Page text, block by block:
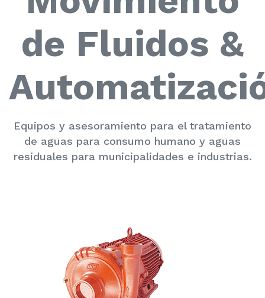
de Fluidos &
Equipos y asesoramiento para el tratamiento
de aguas para consumo humano y aguas
residuales para municipalidades e industrias.